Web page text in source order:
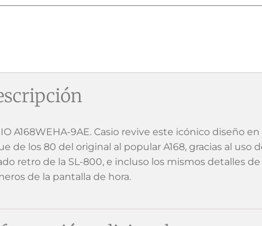
A168WEHA-9AE. Casio revive este icónico diseño
de los 80 del original al popular A168, gracias al uso
retro de la SL-800, e incluso los mismos detalles
de la pantalla de hora.